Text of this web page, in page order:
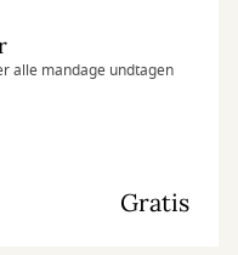
alle mandage undtagen
Gratis